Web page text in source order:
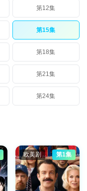
第12集
第15集
第18集
第21集
第24集
欧美剧 第1集